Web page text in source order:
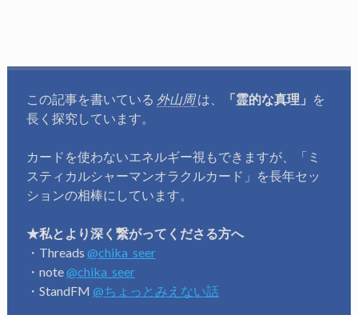
この記事を書いている 外山周は、 「霊的な真理」 を
長く探究しています。
カードを使わないエネルギー視もできますが、「ミ
スティカルシャーマンオラクルカード」を長年セッ
ションの相棒にしています。
★私とより深く繋がってくださる方へ
・Threads @chika_seer
・note @chika_seer
・StandFM @ちょっとみえない話